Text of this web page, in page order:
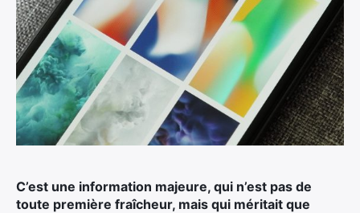
C’est une information majeure, qui n’est pas de
toute première fraîcheur, mais qui méritait que